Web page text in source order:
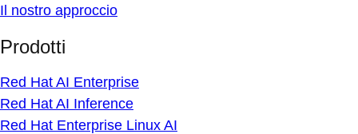
Il nostro approccio
Prodotti
Red Hat AI Enterprise
Red Hat AI Inference
Red Hat Enterprise Linux AI